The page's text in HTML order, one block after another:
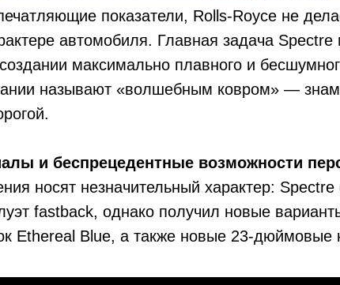
показатели, Rolls-Royce не
автомобиля. Главная задача
максимально плавного и
называют «волшебным ковром» —
и беспрецедентные возможности
носят незначительный характер: Spectre
fastback, однако получил новые
Ethereal Blue, а также новые 23-дюймовые